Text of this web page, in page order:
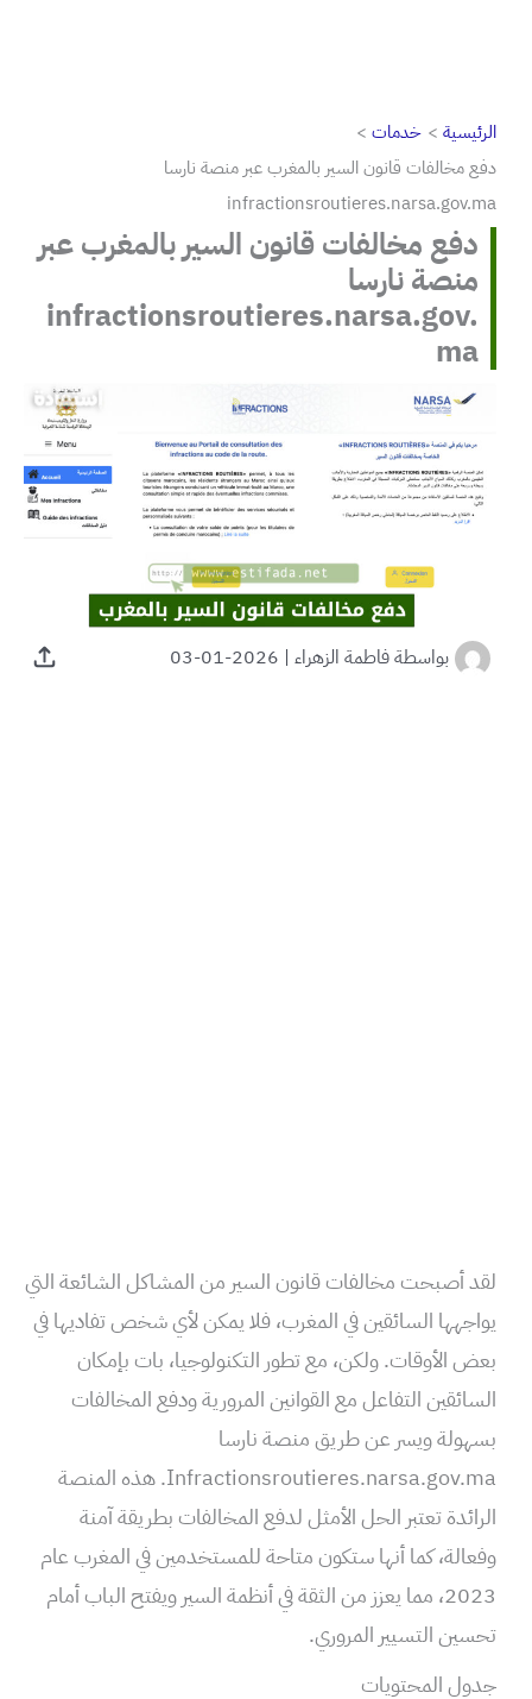
الرئيسية
خدمات
دفع مخالفات قانون السير بالمغرب عبر منصة نارسا
infractionsroutieres.narsa.gov.ma
دفع مخالفات قانون السير بالمغرب عبر
منصة نارسا
infractionsroutieres.narsa.gov.
ma
بواسطةفاطمة الزهراء |
2026-01-03
لقد أصبحت مخالفات قانون السير من المشاكل الشائعة التي
يواجهها السائقين في المغرب، فلا يمكن لأي شخص تفاديها في
بعض الأوقات. ولكن، مع تطور التكنولوجيا، بات بإمكان
السائقين التفاعل مع القوانين المرورية ودفع المخالفات
بسهولة ويسر عن طريق منصة نارسا
Infractionsroutieres.narsa.gov.ma. هذه المنصة
الرائدة تعتبر الحل الأمثل لدفع المخالفات بطريقة آمنة
وفعالة، كما أنها ستكون متاحة للمستخدمين في المغرب عام
2023، مما يعزز من الثقة في أنظمة السير ويفتح الباب أمام
تحسين التسيير المروري.
جدول المحتويات